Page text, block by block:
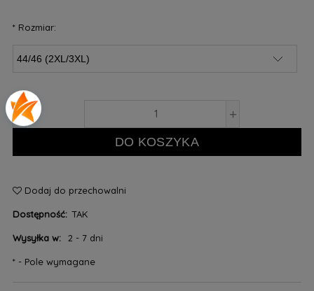
*Rozmiar:
- +
DO KOSZYKA
Dodaj do przechowalni
Dostępność: TAK
Wysyłka w: 2 - 7 dni
*- Pole wymagane